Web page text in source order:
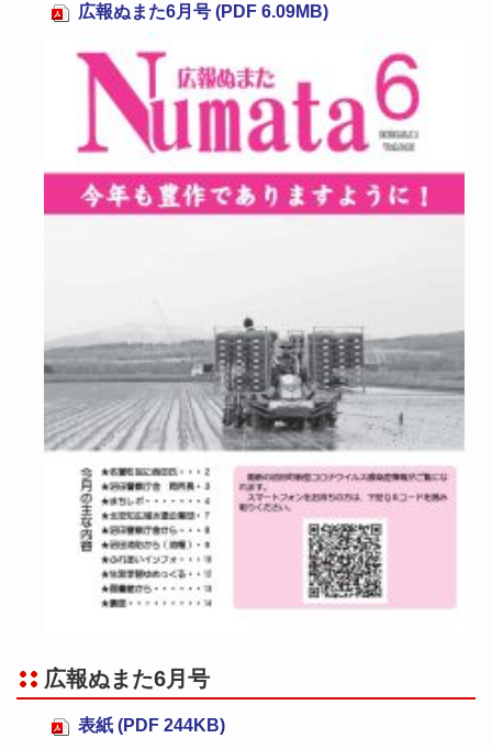
広報ぬまた6月号 (PDF 6.09MB)
広報ぬまた6月号
表紙 (PDF 244KB)